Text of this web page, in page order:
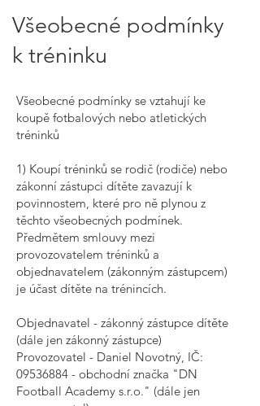
Všeobecné podmínky
k tréninku
Všeobecné podmínky se vztahují ke
koupě fotbalových nebo atletických
tréninků
1) Koupí tréninků se rodič (rodiče) nebo
zákonní zástupci dítěte zavazují k
povinnostem, které pro ně plynou z
těchto všeobecných podmínek.
Předmětem smlouvy mezi
provozovatelem tréninků a
objednavatelem (zákonným zástupcem)
je účast dítěte na trénincích.
Objednavatel - zákonný zástupce dítěte
(dále jen zákonný zástupce)
Provozovatel - Daniel Novotný, IČ:
09536884 - obchodní značka "DN
Football Academy s.r.o." (dále jen